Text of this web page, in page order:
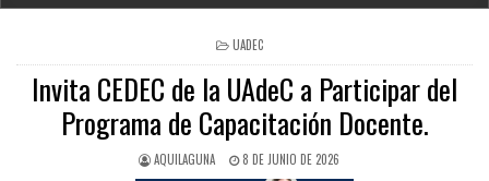
POSTED
IN
UADEC
Invita CEDEC de la UAdeC a Participar del
Programa de Capacitación Docente.
AQUILAGUNA 8 DE JUNIO DE 2026